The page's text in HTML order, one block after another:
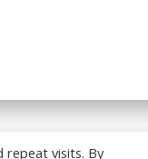
etColibriWP Theme
repeat visits. By